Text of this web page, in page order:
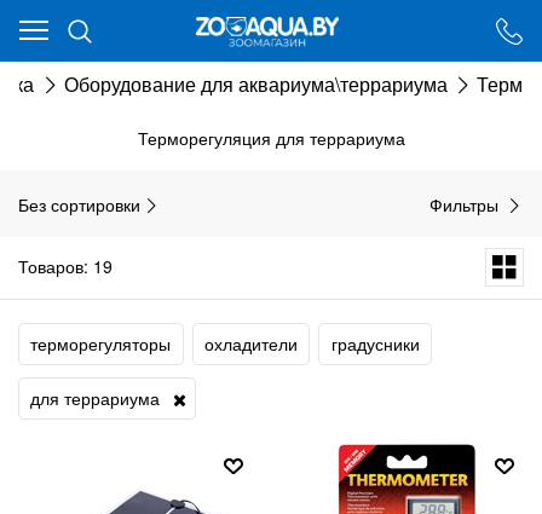
Оборудование для аквариума\террариума
Терморегуляция для террариума
Без сортировки Фильтры
Товаров: 19
терморегуляторы охладители градусники
для террариума
Ваш город - Минск,
ДА НЕТ